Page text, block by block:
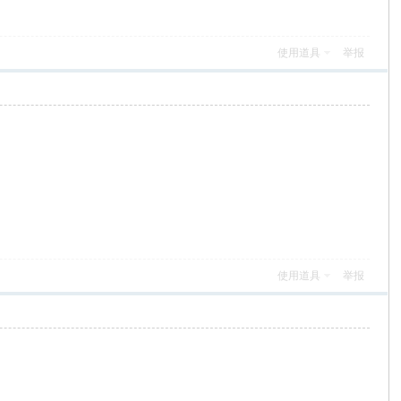
使用道具 举报
使用道具 举报